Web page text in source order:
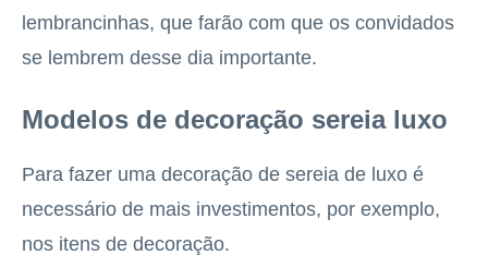
lembrancinhas, que farão com que os convidados
se lembrem desse dia importante.
Modelos de decoração sereia luxo
Para fazer uma decoração de sereia de luxo é
necessário de mais investimentos, por exemplo,
nos itens de decoração.